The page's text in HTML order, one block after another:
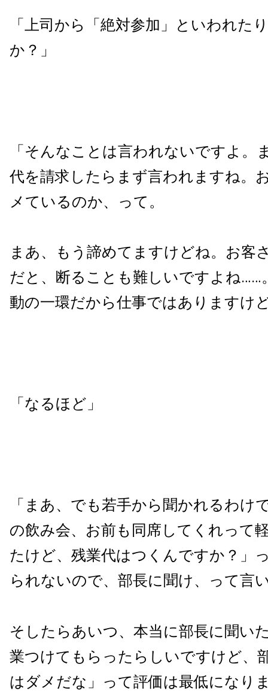
「上司から「絶対参加」といわれた
か？」
「そんなことは言われないですよ。
代を請求したらまず言われますね。
メているのか、って。
まあ、もう諦めてますけどね。お客
だと、断ることも難しいですよね……
動の一環だから仕事ではありますけ
「なるほど」
「まあ、でも若手から聞かれるわけ
の飲み会、お前も同席してくれって
たけど、残業代はつくんですか？」
られないので、部長に聞け、って言
そしたらあいつ、本当に部長に聞い
業つけてもらったらしいですけど、
はダメだな」って評価は最低になり